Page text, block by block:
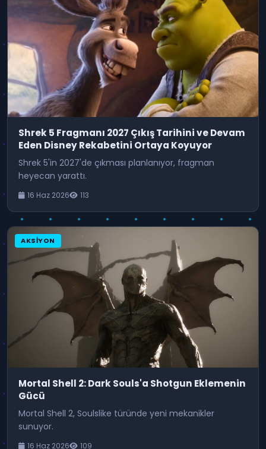
Shrek 5 Fragmanı 2027 Çıkış Tarihini ve Devam
Eden Disney Rekabetini Ortaya Koyuyor
Shrek 5'in 2027'de çıkması planlanıyor, fragman
heyecan yarattı.
16 Haz 2026 113
AKSIYON
Mortal Shell 2: Dark Souls'a Shotgun Eklemenin
Gücü
Mortal Shell 2, Soulslike türünde yeni mekanikler
sunuyor.
16 Haz 2026 109